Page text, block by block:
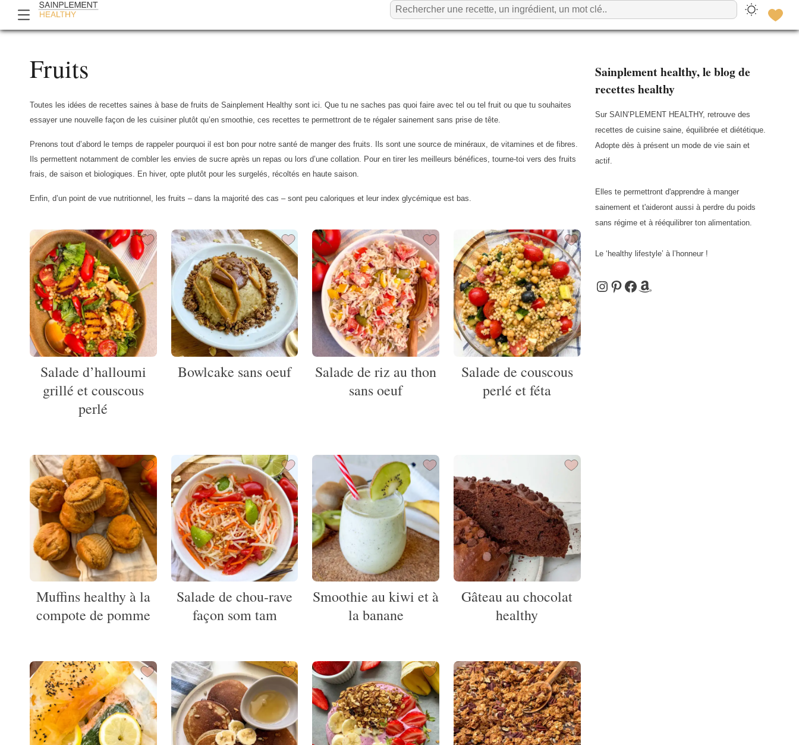
Fruits
Toutes les idées de recettes saines à base de fruits de Sainplement Healthy sont ici. Que tu ne saches pas quoi faire avec tel ou tel fruit ou que tu souhaites
essayer une nouvelle façon de les cuisiner plutôt qu’en smoothie, ces recettes te permettront de te régaler sainement sans prise de tête.
Prenons tout d’abord le temps de rappeler pourquoi il est bon pour notre santé de manger des fruits. Ils sont une source de minéraux, de vitamines et de fibres.
Ils permettent notamment de combler les envies de sucre après un repas ou lors d’une collation. Pour en tirer les meilleurs bénéfices, tourne-toi vers des fruits
frais, de saison et biologiques. En hiver, opte plutôt pour les surgelés, récoltés en haute saison.
Enfin, d’un point de vue nutritionnel, les fruits – dans la majorité des cas – sont peu caloriques et leur index glycémique est bas.
Salade d’halloumi
grillé et couscous
perlé
Bowlcake sans oeuf
Salade de riz au thon
sans oeuf
Salade de couscous
perlé et féta
Muffins healthy à la
compote de pomme
Salade de chou-rave
façon som tam
Smoothie au kiwi et à
la banane
Gâteau au chocolat
healthy
Sainplement healthy, le blog de
recettes healthy
Sur SAIN’PLEMENT HEALTHY, retrouve des
recettes de cuisine saine, équilibrée et diététique.
Adopte dès à présent un mode de vie sain et
actif.
Elles te permettront d'apprendre à manger
sainement et t'aideront aussi à perdre du poids
sans régime et à rééquilibrer ton alimentation.
Le ‘healthy lifestyle’ à l’honneur !
Instagram
Pinterest
Facebook
Amazon